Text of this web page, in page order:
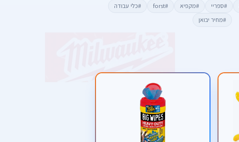
#ספריי #מקפיא #forst
#כלי עבודה
#מחיר יבואן